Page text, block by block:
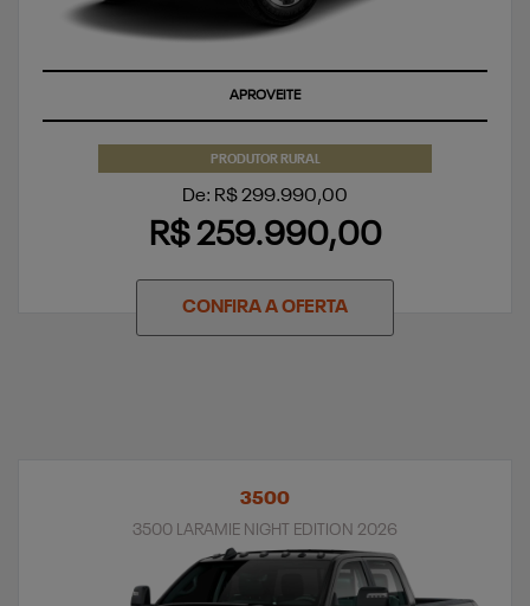
APROVEITE
PRODUTOR RURAL
De: R$ 299.990,00
R$ 259.990,00
CONFIRA A OFERTA
3500
3500 LARAMIE NIGHT EDITION 2026